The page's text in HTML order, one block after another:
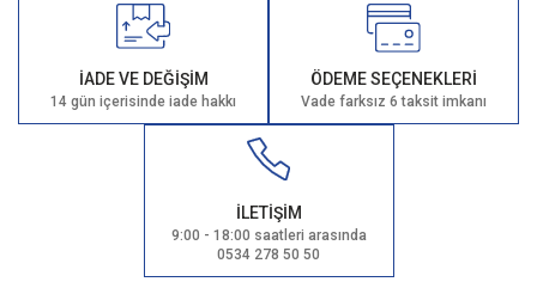
İADE VE DEĞİŞİM
14 gün içerisinde iade hakkı
ÖDEME SEÇENEKLERİ
Vade farksız 6 taksit imkanı
İLETİŞİM
9:00 - 18:00 saatleri arasında
0534 278 50 50